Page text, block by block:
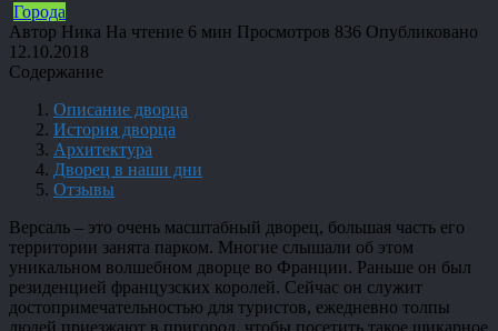
Города
Автор Ника На чтение 6 мин Просмотров 836 Опубликовано
12.10.2018
Содержание
Описание дворца
История дворца
Архитектура
Дворец в наши дни
Отзывы
Версаль – это очень масштабный дворец, большая часть его
территории занята парком. Многие слышали об этом
уникальном волшебном дворце во Франции. Раньше он был
резиденцией французских королей. Сейчас он служит
достопримечательностью для туристов, ежедневно толпы
людей приезжают в пригород, чтобы посетить такое шикарное